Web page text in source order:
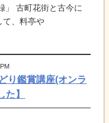
」 古町花街と古今に
て、料亭や
り鑑賞講座(オンラ
た】